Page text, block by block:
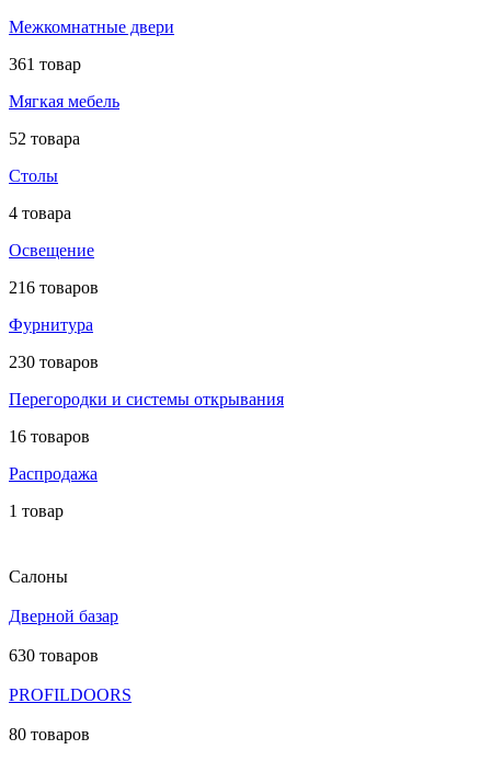
Межкомнатные двери
361 товар
Мягкая мебель
52 товара
Столы
4 товара
Освещение
216 товаров
Фурнитура
230 товаров
Перегородки и системы открывания
16 товаров
Распродажа
1 товар
Салоны
Дверной базар
630 товаров
PROFILDOORS
80 товаров